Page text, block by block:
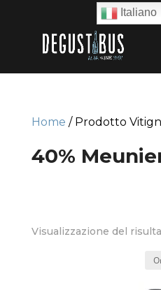
Home / Prodotto
40%
Visualizzazione del
Italiano